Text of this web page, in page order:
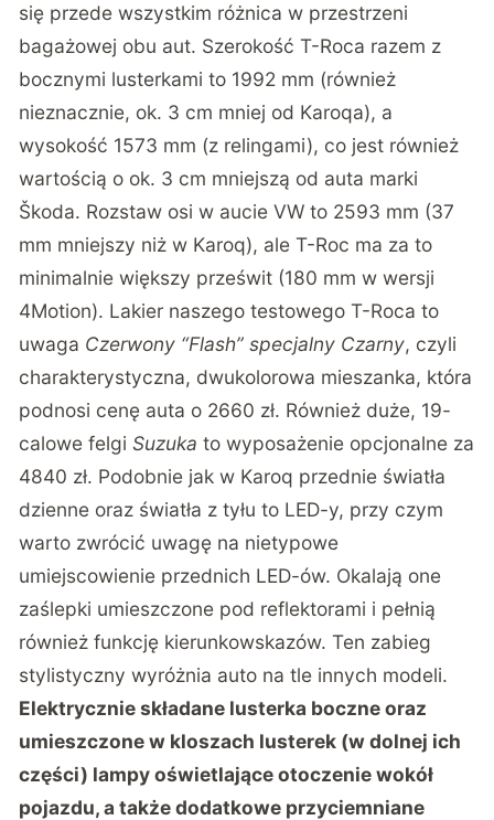
się przede wszystkim różnica w przestrzeni
bagażowej obu aut. Szerokość T-Roca razem z
bocznymi lusterkami to 1992 mm (również
nieznacznie, ok. 3 cm mniej od Karoqa), a
wysokość 1573 mm (z relingami), co jest również
wartością o ok. 3 cm mniejszą od auta marki
Škoda. Rozstaw osi w aucie VW to 2593 mm (37
mm mniejszy niż w Karoq), ale T-Roc ma za to
minimalnie większy prześwit (180 mm w wersji
4Motion). Lakier naszego testowego T-Roca to
uwaga Czerwony “Flash” specjalny Czarny, czyli
charakterystyczna, dwukolorowa mieszanka, która
podnosi cenę auta o 2660 zł. Również duże, 19-
calowe felgiSuzuka to wyposażenie opcjonalne za
4840 zł. Podobnie jak w Karoq przednie światła
dzienne oraz światła z tyłu to LED-y, przy czym
warto zwrócić uwagę na nietypowe
umiejscowienie przednich LED-ów. Okalają one
zaślepki umieszczone pod reflektorami i pełnią
również funkcję kierunkowskazów. Ten zabieg
stylistyczny wyróżnia auto na tle innych modeli.
Elektrycznie składane lusterka boczne oraz
umieszczone w kloszach lusterek (w dolnej ich
części) lampy oświetlające otoczenie wokół
pojazdu, a także dodatkowe przyciemniane